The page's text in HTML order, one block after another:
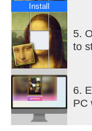
- Candy Crush
- Homescapes
- Matching Tons
- Gardenscape
- Lily's
- Tile Master
Notes:
This game is
You can enjoy
in-app purchases.
Install
5.
to
6.
PC